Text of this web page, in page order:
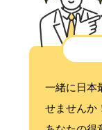
一緒に日本
せませんか